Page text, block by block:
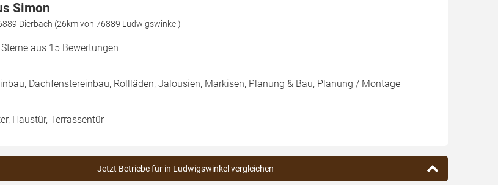
Simon
Dierbach (26km von 76889 Ludwigswinkel)
Sterne aus 15 Bewertungen
Dachfenstereinbau, Rollläden, Jalousien, Markisen, Planung & Bau, Planung / Montage
Haustür, Terrassentür
Jetzt Betriebe für in Ludwigswinkel vergleichen